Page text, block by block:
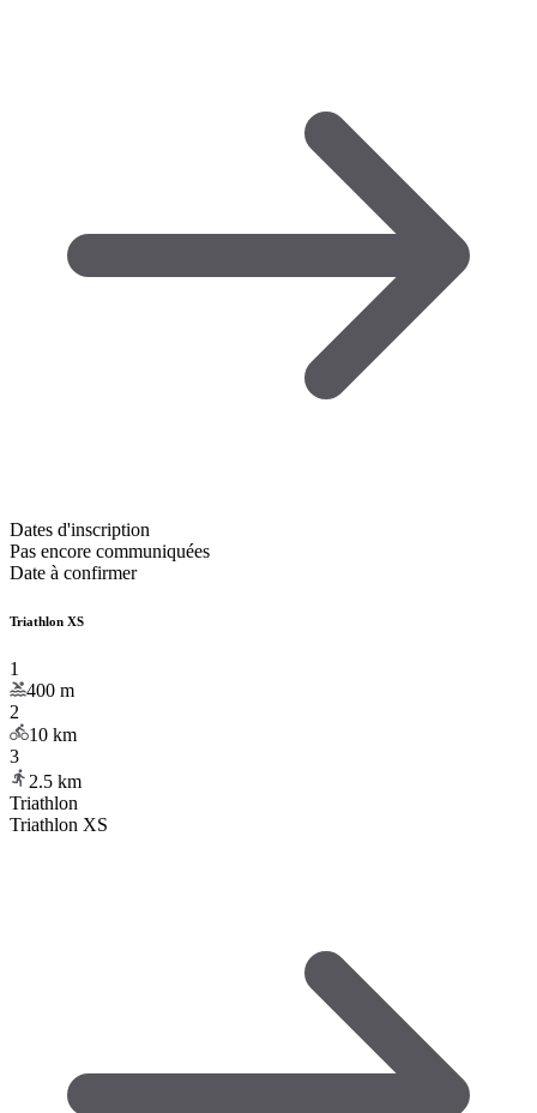
Dates d'inscription
Pas encore communiquées
Date à confirmer
Triathlon XS
1
400 m
2
10 km
3
2.5 km
Triathlon
Triathlon XS